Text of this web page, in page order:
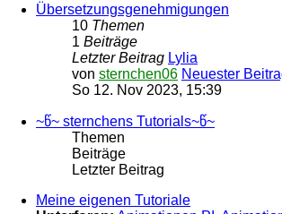
Übersetzungsgenehmigungen
10 Themen
1 Beiträge
Letzter Beitrag Lylia
von sternchen06 Neuester
So 12. Nov 2023, 15:39
~წ~ sternchens Tutorials~წ~
Themen
Beiträge
Letzter Beitrag
Meine eigenen Tutoriale